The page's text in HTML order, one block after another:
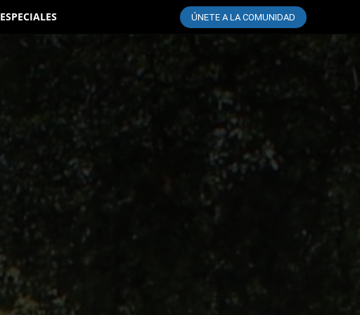
ESPECIALES ÚNETE A LA COMUNIDAD